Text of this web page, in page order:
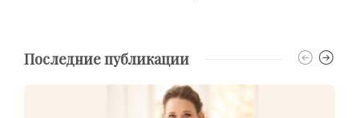
Последние публикации